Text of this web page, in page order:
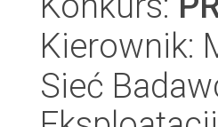
Kierownik:
Sieć